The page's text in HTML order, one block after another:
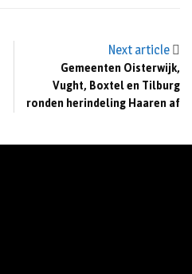
Next article
Gemeenten Oisterwijk,
Vught, Boxtel en Tilburg
ronden herindeling Haaren af